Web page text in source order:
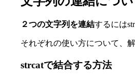
２つの文字列を連結するには
それぞれの使い方について、
strcatで結合する方法